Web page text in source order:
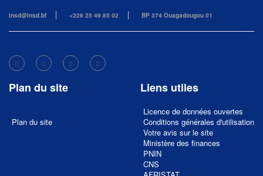
insd@insd.bf +226 25 49 85 02 BP 374 Ouagadougou 01
Plan du site
Plan du site
Liens utiles
Licence de données ouvertes
Conditions générales d'utilisation
Votre avis sur le site
Ministère des finances
PNIN
CNS